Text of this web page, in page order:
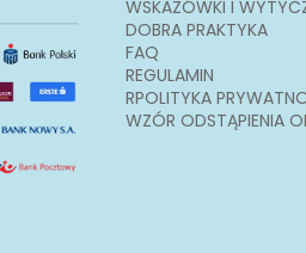
WSKAZÓWKI I
DOBRA PRAKTYKA
FAQ
REGULAMIN
RPOLITYKA
WZÓR ODSTĄPIENIA